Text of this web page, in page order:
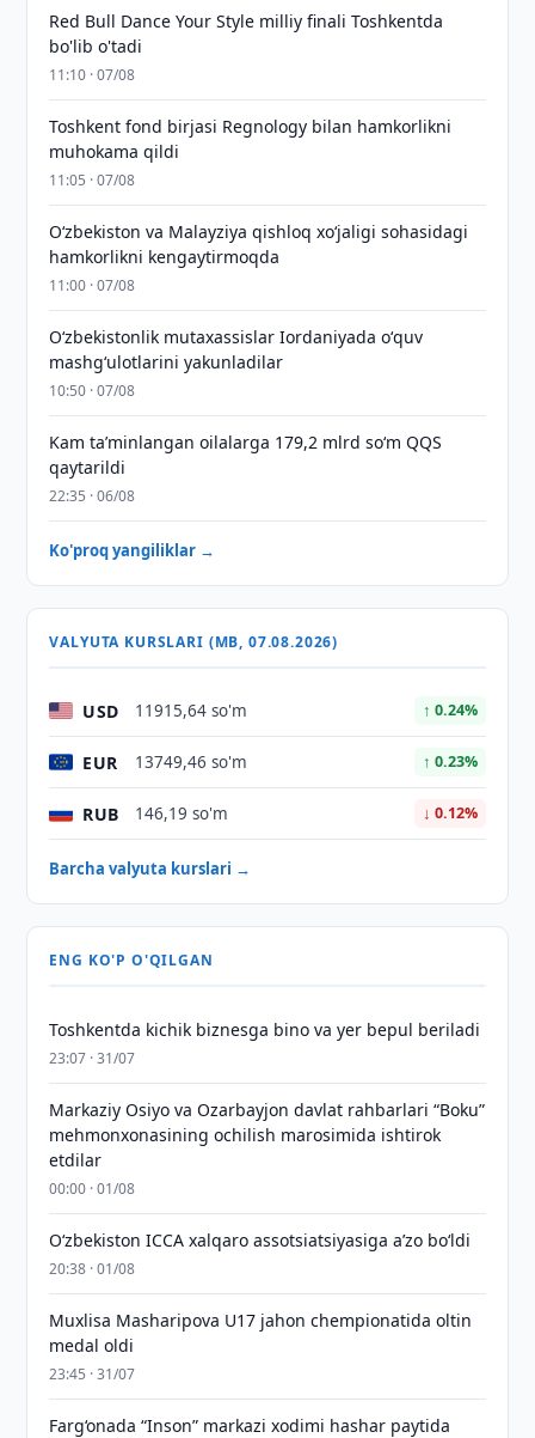
Red Bull Dance Your Style milliy finali Toshkentda
bo'lib o'tadi
11:10 · 07/08
Toshkent fond birjasi Regnology bilan hamkorlikni
muhokama qildi
11:05 · 07/08
Oʻzbekiston va Malayziya qishloq xoʻjaligi sohasidagi
hamkorlikni kengaytirmoqda
11:00 · 07/08
Oʻzbekistonlik mutaxassislar Iordaniyada oʻquv
mashgʻulotlarini yakunladilar
10:50 · 07/08
Kam taʼminlangan oilalarga 179,2 mlrd so‘m QQS
qaytarildi
22:35 · 06/08
Ko'proq yangiliklar →
VALYUTA KURSLARI (MB, 07.08.2026)
USD 11915,64 so'm ↑ 0.24%
EUR 13749,46 so'm ↑ 0.23%
RUB 146,19 so'm ↓ 0.12%
Barcha valyuta kurslari →
ENG KO'P O'QILGAN
Toshkentda kichik biznesga bino va yer bepul beriladi
23:07 · 31/07
Markaziy Osiyo va Ozarbayjon davlat rahbarlari “Boku”
mehmonxonasining ochilish marosimida ishtirok
etdilar
00:00 · 01/08
O‘zbekiston ICCA xalqaro assotsiatsiyasiga aʼzo bo‘ldi
20:38 · 01/08
Muxlisa Masharipova U17 jahon chempionatida oltin
medal oldi
23:45 · 31/07
Farg‘onada “Inson” markazi xodimi hashar paytida